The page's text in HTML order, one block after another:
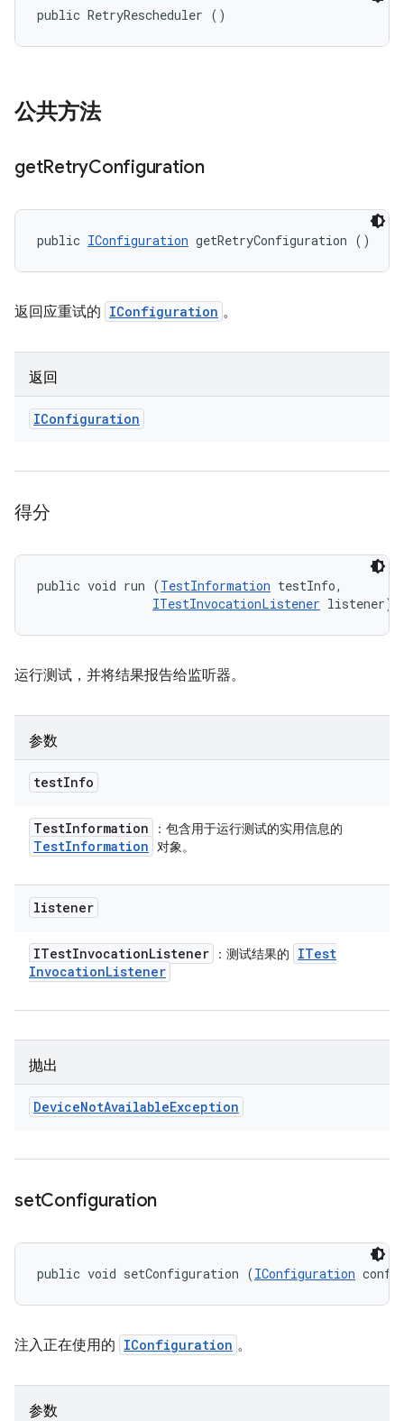
public RetryRescheduler ()
公共方法
getRetryConfiguration
public IConfiguration getRetryConfiguration ()
返回应重试的 IConfiguration 。
返回
IConfiguration
得分
public void run (TestInformation testInfo,
ITestInvocationListener listener)
运行测试，并将结果报告给监听器。
参数
testInfo
TestInformation ：包含用于运行测试的实用信息的
TestInformation 对象。
listener
ITestInvocationListener ：测试结果的
ITest
InvocationListener
抛出
DeviceNotAvailableException
setConfiguration
public void setConfiguration (IConfiguration
注入正在使用的 IConfiguration 。
参数